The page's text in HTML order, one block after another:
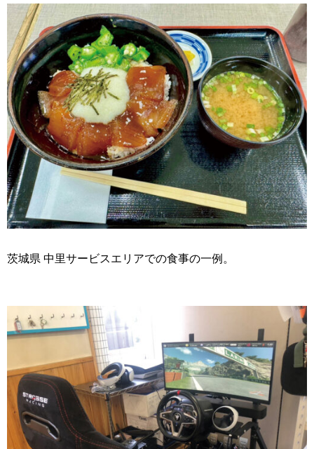
茨城県 中里サービスエリアでの食事の一例。